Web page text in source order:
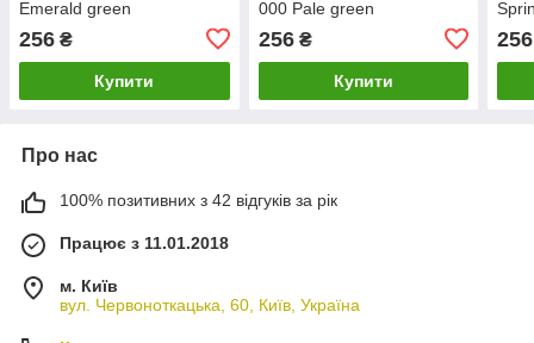
Emerald green
256 ₴
Купити
000 Pale green
256₴
Купити
256
Про нас
100% позитивних з 42 відгуків за рік
Працює з 11.01.2018
м. Київ
вул. Червоноткацька, 60, Київ, Україна